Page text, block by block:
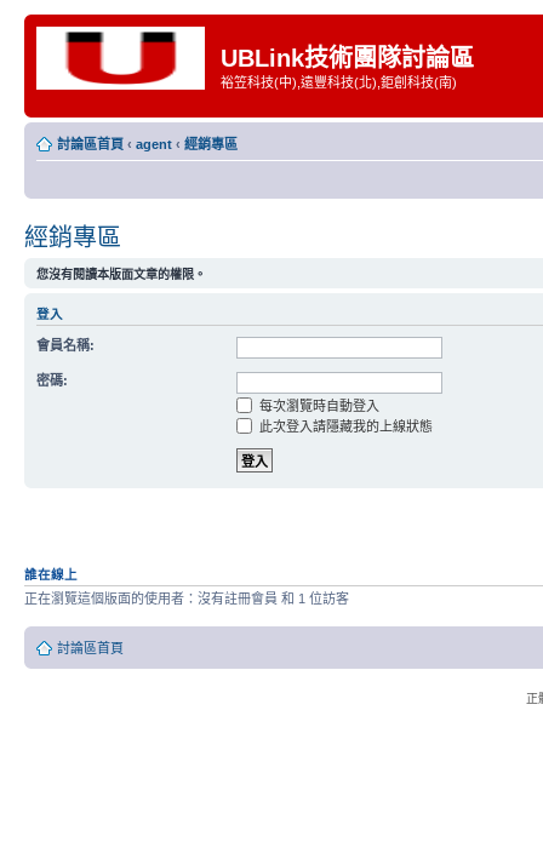
UBLink技術團隊討論區
裕笠科技(中),遠豐科技(北),鉅創科技(南)
討論區首頁 ‹ agent ‹ 經銷專區
經銷專區
您沒有閱讀本版面文章的權限。
登入
會員名稱:
密碼:
每次瀏覽時自動登入
此次登入請隱藏我的上線狀態
誰在線上
正在瀏覽這個版面的使用者：沒有註冊會員 和 1 位訪客
討論區首頁
正